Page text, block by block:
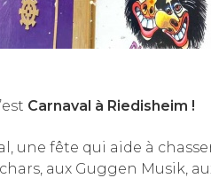
Carnaval à Riedisheim !
une fête qui aide à
aux Guggen Musik,